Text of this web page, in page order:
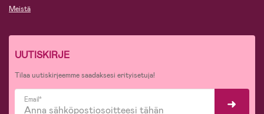
Meistä
UUTISKIRJE
Tilaa uutiskirjeemme saadaksesi erityisetuja!
Email*